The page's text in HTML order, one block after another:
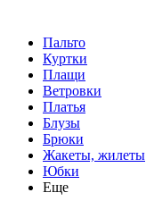
Пальто
Куртки
Плащи
Ветровки
Платья
Блузы
Брюки
Жакеты, жилеты
Юбки
Еще